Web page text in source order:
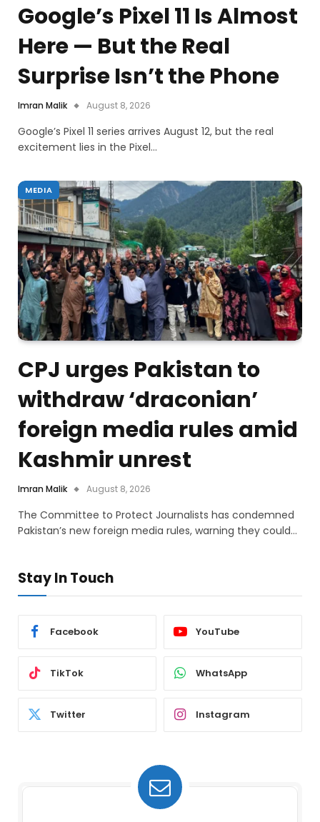
Google’s Pixel 11 Is Almost
Here — But the Real
Surprise Isn’t the Phone
Imran Malik August 8, 2026
Google’s Pixel 11 series arrives August 12, but the real
excitement lies in the Pixel…
MEDIA
CPJ urges Pakistan to
withdraw ‘draconian’
foreign media rules amid
Kashmir unrest
Imran Malik August 8, 2026
The Committee to Protect Journalists has condemned
Pakistan’s new foreign media rules, warning they could…
Stay In Touch
Facebook YouTube
TikTok WhatsApp
Twitter Instagram